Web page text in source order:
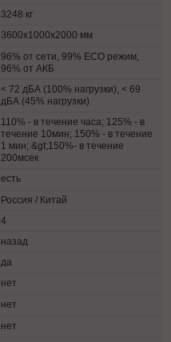
3248 кг
3600х1000х2000 мм
96% от сети, 99% ECO режим,
96% от АКБ
< 72 дБА (100% нагрузки), < 69
дБА (45% нагрузки)
110% - в течение часа; 125% - в
течение 10мин; 150% - в течение
1 мин; &gt;150%- в течение
200мсек
есть
Россия / Китай
4
назад
да
нет
нет
нет